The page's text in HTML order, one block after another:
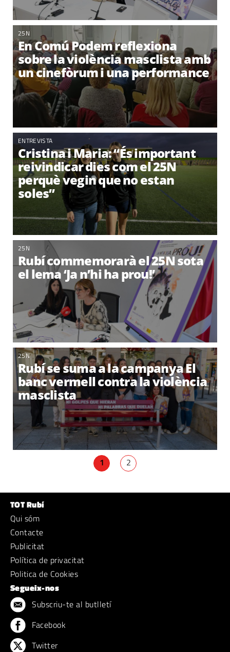
25N
En Comú Podem reflexiona
sobre la violència masclista amb
un cinefòrum i una performance
ENTREVISTA
Cristina i Maria: “És important
reivindicar dies com el 25N
perquè vegin que no estan
soles”
25N
Rubí commemorarà el 25N sota
el lema ‘Ja n’hi ha prou!’
25N
Rubí se suma a la campanya El
banc vermell contra la violència
masclista
1 2
TOT Rubí
Qui sóm
Contacte
Publicitat
Política de privacitat
Politica de Cookies
Segueix-nos
Subscriu-te al butlletí
Facebook
Twitter